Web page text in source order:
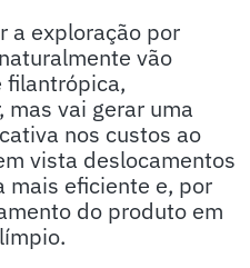
a exploração por
vão
filantrópica,
mas vai gerar uma
nos custos ao
vista deslocamentos
mais eficiente e, por
do produto em